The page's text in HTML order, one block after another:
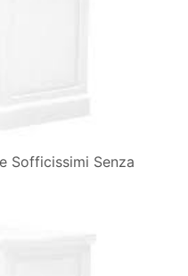
Sofficissimi Senza